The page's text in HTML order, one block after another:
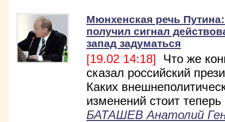
Мюнхенская речь
получил сигнал
запад задуматься
[19.02 14:18] Что же
сказал российский
Каких
изменений стоит
БАТАШЕВ Анатолий